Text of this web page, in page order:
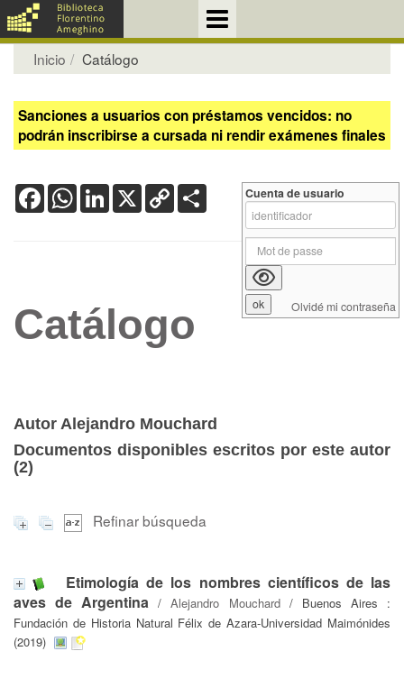
Inicio Catálogo
Sanciones a usuarios con préstamos vencidos: no
podrán inscribirse a cursada ni rendir exámenes finales
FacebookWhatsApp
LinkedIn
X Copy
Link
Catálogo
Autor Alejandro Mouchard
Documentos disponibles escritos por este autor
(2)
Refinar búsqueda
Etimología de los nombres científicos de las
aves de Argentina /Alejandro Mouchard/ Buenos Aires :
Fundación de Historia Natural Félix de Azara-Universidad Maimónides
(2019)
Cuenta de usuario
Olvidé mi contraseña